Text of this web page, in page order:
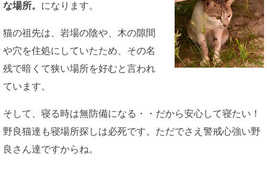
な場所。 になります。
猫の祖先は、岩場の陰や、木の隙間
や穴を住処にしていたため、その名
残で暗くて狭い場所を好むと言われ
ています。
そして、寝る時は無防備になる・・だから安心して寝たい！
野良猫達も寝場所探しは必死です。ただでさえ警戒心強い野
良さん達ですからね。